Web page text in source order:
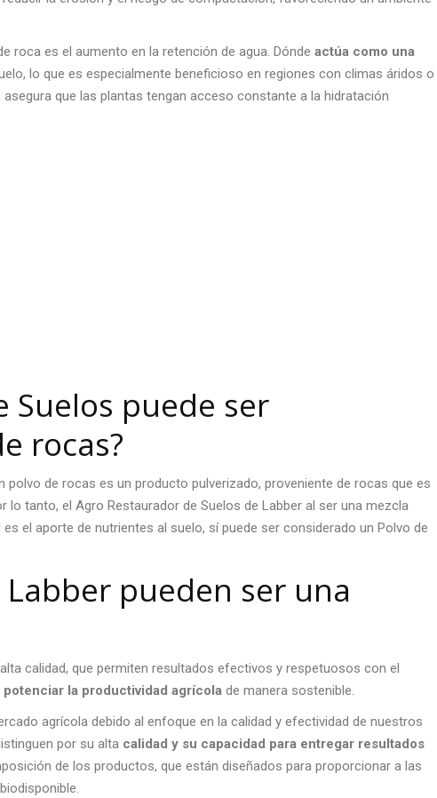
roca es el aumento en la retención de agua. Dónde actúa como una
lo que es especialmente beneficioso en regiones con climas áridos o
que las plantas tengan acceso constante a la hidratación
Suelos puede ser
rocas?
de rocas es un producto pulverizado, proveniente de rocas que es
tanto, el Agro Restaurador de Suelos de Labber al ser una mezcla
el aporte de nutrientes al suelo, sí puede ser considerado un Polvo de
pueden ser una
calidad, que permiten resultados efectivos y respetuosos con el
la productividad agrícola de manera sostenible.
agrícola debido al enfoque en la calidad y efectividad de nuestros
por su alta calidad y su capacidad para entregar resultados
de los productos, que están diseñados para proporcionar a las